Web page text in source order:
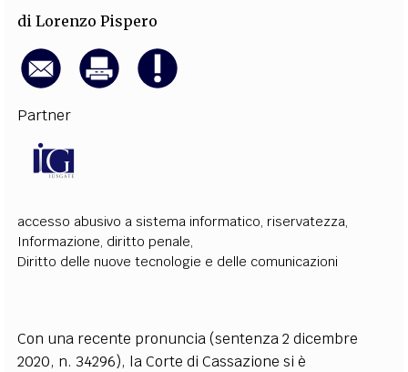
diLorenzo Pispero
Partner
accesso abusivo a sistema informatico, riservatezza,
Informazione, diritto penale,
Diritto delle nuove tecnologie e delle comunicazioni
Con una recente pronuncia (sentenza 2 dicembre
2020, n. 34296), la Corte di Cassazione si è